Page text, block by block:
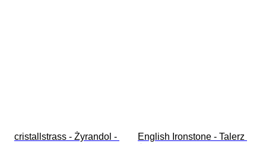
cristallstrass - Żyrandol -
English Ironstone - Talerz